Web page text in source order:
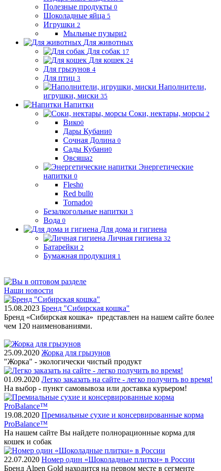
Полезные продукты 0
Шоколадные яйца 5
Игрушки 2
Мыльные пузыри2
Для животных
Для собак 17
Для кошек 24
Для грызунов 4
Для птиц 3
Наполнители,
игрушки, миски 35
Напитки
Соки, нектары, морсы 2
Вико0
Дары Кубани0
Сочная Долина 0
Сады Кубани0
Овсяша2
Энергетические
напитки 0
Flesh0
Red bull0
Tornado0
Безалкогольные напитки 3
Вода 0
Для дома и гигиена
Личная гигиена 32
Батарейки 2
Бумажная продукция 1
Наши новости
15.08.2023 Бренд "Сибирская кошка"
Бренд «Сибирская кошка» представлен на нашем сайте более
чем 120 наименованиями.
25.09.2020 Жорка для грызунов
"Жорка" - экологически чистый продукт
01.09.2020 Легко заказать на сайте - легко получить во время!
На выбор - пункт самовывоза или доставка курьером!
19.08.2020 Премиальные сухие и консервированные корма
ProBalance™
На нашем сайте Вы найдете полнорационные корма для
кошек и собак
22.07.2020 Номер один «Шоколадные плитки» в России
Бренд Alpen Gold находится на первом месте в сегменте